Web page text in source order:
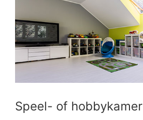
Speel- of hobbykamer